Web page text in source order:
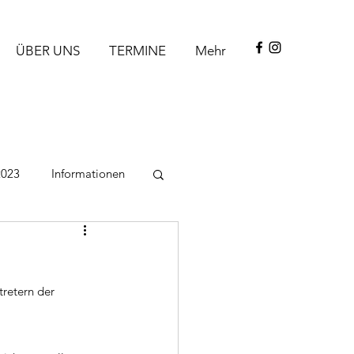
ÜBER UNS TERMINE Mehr
Informationen
der